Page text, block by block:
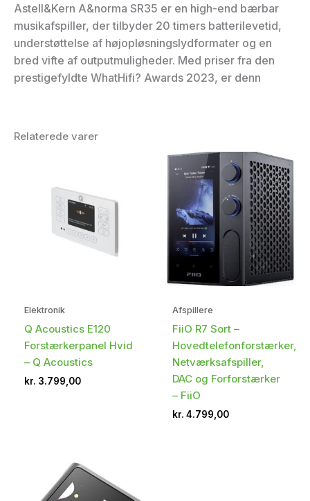
Astell&Kern A&norma SR35 er en high-end bærbar
musikafspiller, der tilbyder 20 timers batterilevetid,
understøttelse af højopløsningslydformater og en
bred vifte af outputmuligheder. Med priser fra den
prestigefyldte WhatHifi? Awards 2023, er denn
Relaterede varer
Elektronik
Q Acoustics E120
Forstærkerpanel Hvid
– Q Acoustics
kr. 3.799,00
Afspillere
FiiO R7 Sort –
Hovedtelefonforstærker,
Netværksafspiller,
DAC og Forforstærker
– FiiO
kr. 4.799,00